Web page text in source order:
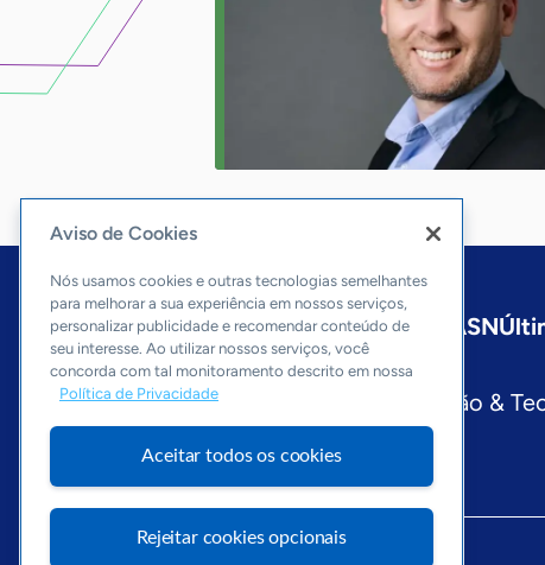
InícioSão Paulo Sobre a ASN
Editorias
Economia & Política
Inovação &
Aviso de Cookies
Nós usamos cookies e outras tecnologias semelhantes
para melhorar a sua experiência em nossos serviços,
personalizar publicidade e recomendar conteúdo de
seu interesse. Ao utilizar nossos serviços, você
concorda com tal monitoramento descrito em nossa
Política de Privacidade
Aceitar todos os cookies
Rejeitar cookies opcionais